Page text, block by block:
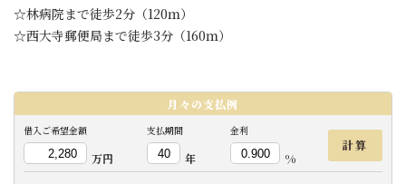
☆林病院まで徒歩2分（120ｍ）
☆西大寺郵便局まで徒歩3分（160ｍ）
月々の支払例
借入ご希望金額
万円
支払期間
年
金利
%
計算